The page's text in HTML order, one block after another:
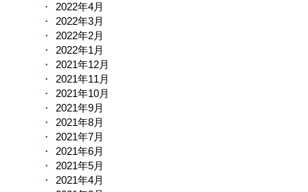
2022年4月
2022年3月
2022年2月
2022年1月
2021年12月
2021年11月
2021年10月
2021年9月
2021年8月
2021年7月
2021年6月
2021年5月
2021年4月